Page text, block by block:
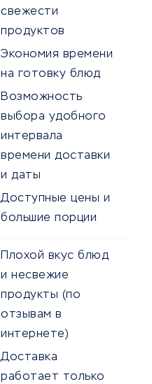
свежести
продуктов
Экономия времени
на готовку блюд
Возможность
выбора удобного
интервала
времени доставки
и даты
Доступные цены и
большие порции
Плохой вкус блюд
и несвежие
продукты (по
отзывам в
интернете)
Доставка
работает только